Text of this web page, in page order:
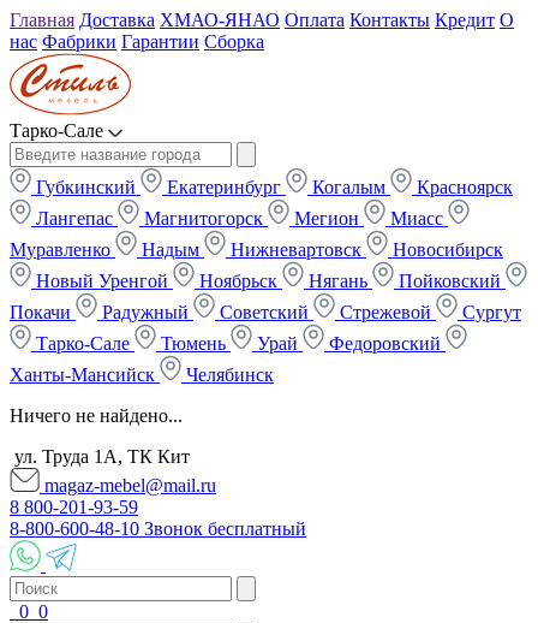
Главная Доставка ХМАО-ЯНАО Оплата Контакты Кредит О
нас Фабрики Гарантии Сборка
Тарко-Сале
Губкинский Екатеринбург Когалым
Красноярск
Лангепас
Магнитогорск Мегион
Миасс
Муравленко
Надым Нижневартовск
Новосибирск
Новый Уренгой
Ноябрьск Нягань
Пойковский
Покачи
Радужный Советский Стрежевой
Сургут
Тарко-Сале
Тюмень Урай
Федоровский
Ханты-Мансийск
Челябинск
Ничего не найдено...
ул. Труда 1А, ТК Кит
magaz-mebel@mail.ru
8 800-201-93-59
8-800-600-48-10 Звонок бесплатный
0 0